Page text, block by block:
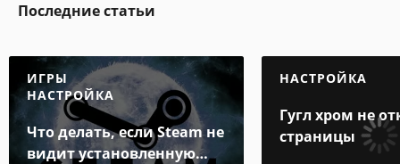
Последние статьи
ИГРЫ
НАСТРОЙКА
Что делать, если Steam не
видит установленную
НАСТРОЙКА
Гугл хром не
страницы